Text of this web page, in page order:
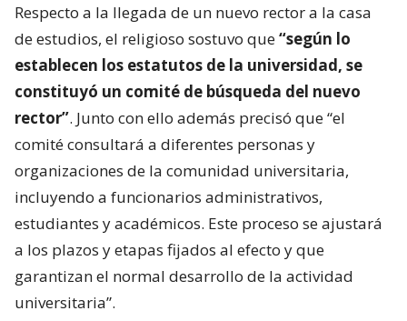
Respecto a la llegada de un nuevo rector a la casa
de estudios, el religioso sostuvo que“según lo
establecen los estatutos de la universidad, se
constituyó un comité de búsqueda del nuevo
rector”. Junto con ello además precisó que “el
comité consultará a diferentes personas y
organizaciones de la comunidad universitaria,
incluyendo a funcionarios administrativos,
estudiantes y académicos. Este proceso se ajustará
a los plazos y etapas fijados al efecto y que
garantizan el normal desarrollo de la actividad
universitaria”.